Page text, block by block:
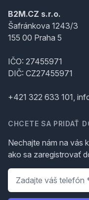
B2M.CZ s.r.o.
Šafránkova 1243/3
155 00 Praha 5
IČO: 27455971
DIČ: CZ27455971
+421 322 633 101,
CHCETE SA PRIDAŤ
Nechajte nám na vás
ako sa zaregistrovať
Telefón